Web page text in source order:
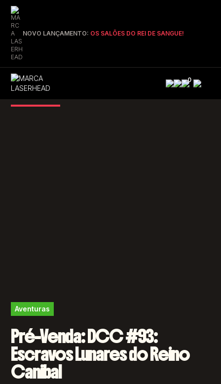
NOVO LANÇAMENTO: OS SALÕES DO REI DE SANGUE!
0
Aventuras
Pré-Venda: DCC #93:
Escravos Lunares do Reino
Canibal